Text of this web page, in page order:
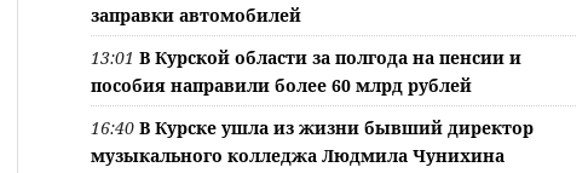
заправки автомобилей
13:01 В Курской области за полгода на пенсии и
пособия направили более 60 млрд рублей
16:40 В Курске ушла из жизни бывший директор
музыкального колледжа Людмила Чунихина